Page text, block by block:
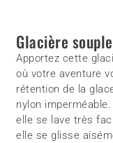
Glacière
Apportez cette
où votre aventure
rétention de la
nylon
elle se lave très
elle se glisse